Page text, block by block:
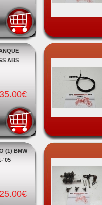
ABS
(1) BMW
'05